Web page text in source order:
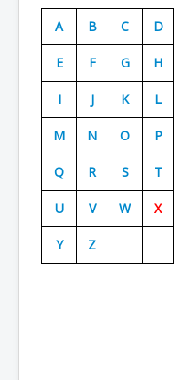
Organisation
Avions
Personnels
Formation
Doctrines
Les As
A B C D
E F G H
I J K L
M N O P
Q R S T
U V W X
Y Z